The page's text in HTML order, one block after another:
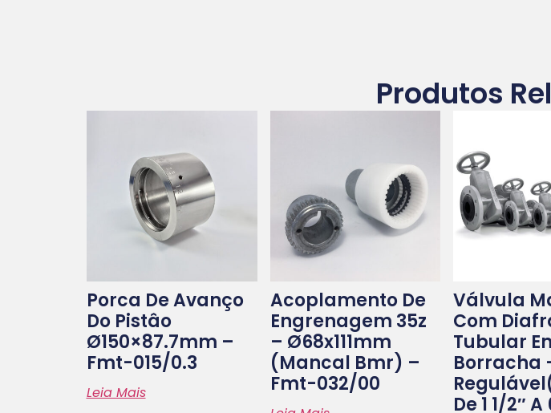
Produtos
Porca De Avanço
Do Pistâo
Ø150×87.7mm –
Fmt-015/0.3
Leia Mais
Acoplamento De
Engrenagem 35z
– Ø68x111mm
(mancal Bmr) –
Fmt-032/00
Válvula
Com
Tubular
Borracha
De 1 1/2″ A